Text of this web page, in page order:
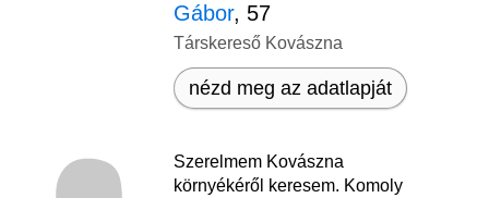
Gábor, 57
Társkereső Kovászna
nézd meg az adatlapját
Szerelmem Kovászna
környékéről keresem. Komoly